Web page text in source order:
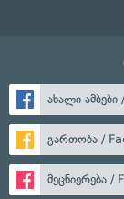
ახალი
გართობა /
მეცნიერება /